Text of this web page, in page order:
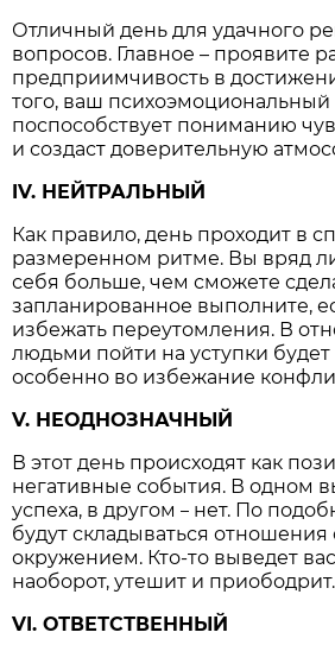
Отличный день для удачного
вопросов. Главное – проявите
предприимчивость в
того, ваш психоэмоциональный
поспособствует пониманию
и создаст доверительную
IV. НЕЙТРАЛЬНЫЙ
Как правило, день проходит в
размеренном ритме. Вы вряд
себя больше, чем сможете
запланированное выполните,
избежать переутомления. В
людьми пойти на уступки будет
особенно во избежание
V. НЕОДНОЗНАЧНЫЙ
В этот день происходят как
негативные события. В одном
успеха, в другом– нет. По
будут складываться
окружением. Кто-то выведет вас
наоборот, утешит и приободрит.
VI. ОТВЕТСТВЕННЫЙ